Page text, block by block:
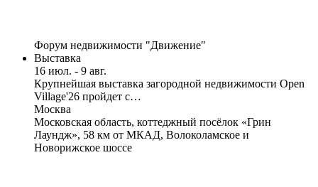
Форум недвижимости "Движение"
Выставка
16 июл. - 9 авг.
Крупнейшая выставка загородной недвижимости Open
Village'26 пройдет с…
Москва
Московская область, коттеджный посёлок «Грин
Лаундж», 58 км от МКАД, Волоколамское и
Новорижское шоссе